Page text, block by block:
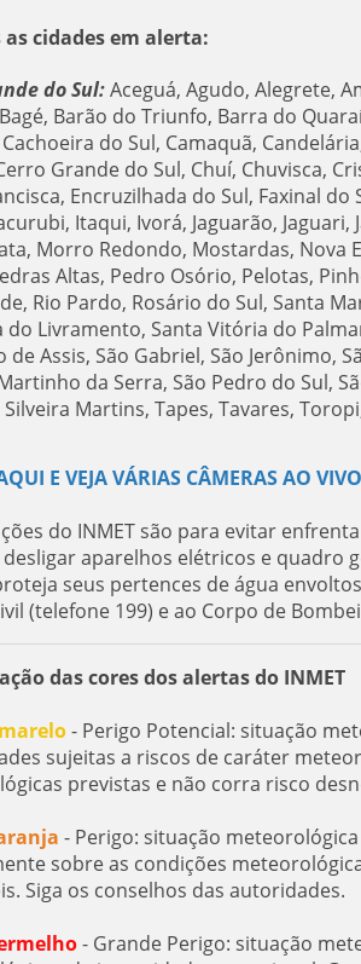
as cidades em alerta:
do Sul:Aceguá, Agudo, Alegrete,
Barão do Triunfo, Barra do
do Sul, Camaquã,
Grande do Sul, Chuí, Chuvisca,
Encruzilhada do Sul, Faxinal
Itaqui, Ivorá, Jaguarão,
Morro Redondo, Mostardas, Nova
Altas, Pedro Osório, Pelotas,
Rio Pardo, Rosário do Sul, Santa
do Livramento, Santa Vitória do
de Assis, São Gabriel, São Jerônimo,
da Serra, São Pedro do Sul,
Silveira Martins, Tapes, Tavares,
E VEJA VÁRIAS CÂMERAS AO
do INMET são para evitar
desligar aparelhos elétricos e quadro
seus pertences de água
(telefone 199) e ao Corpo de
das cores dos alertas do INMET
- Perigo Potencial: situação
sujeitas a riscos de caráter
previstas e não corra risco
- Perigo: situação
sobre as condições
Siga os conselhos das autoridades.
- Grande Perigo: situação